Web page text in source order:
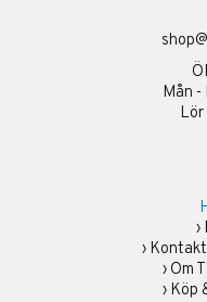
Mån -
Lör
›
›
› Om
› Köp